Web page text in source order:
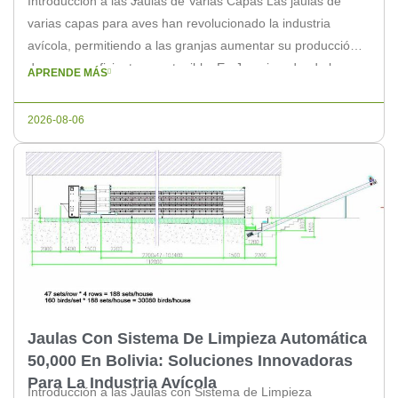
varias capas para aves han revolucionado la industria
avícola, permitiendo a las granjas aumentar su producción
de manera eficiente y sostenible. En Jamaica, donde la
APRENDE MÁS
2026-08-06
Jaulas Con Sistema De Limpieza Automática
50,000 En Bolivia: Soluciones Innovadoras
Para La Industria Avícola
Introducción a las Jaulas con Sistema de Limpieza